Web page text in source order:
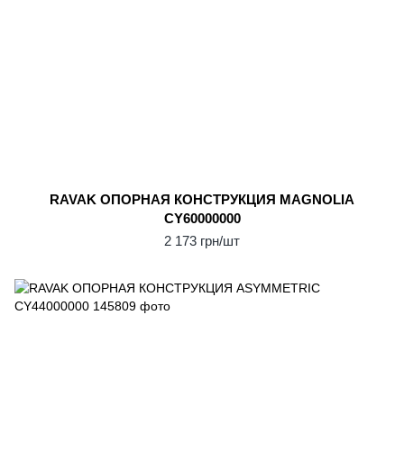
RAVAK ОПОРНАЯ КОНСТPУКЦИЯ MAGNOLIA
CY60000000
2 173 грн/шт